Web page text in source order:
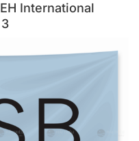
International